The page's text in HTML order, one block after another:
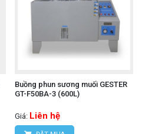
Buồng phun sương muối GESTER
GT-F50BA-3 (600L)
Giá: Liên hệ